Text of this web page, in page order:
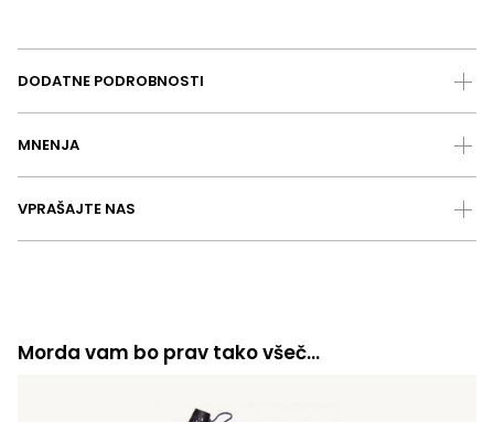
DODATNE PODROBNOSTI
MNENJA
VPRAŠAJTE NAS
Morda vam bo prav tako všeč…